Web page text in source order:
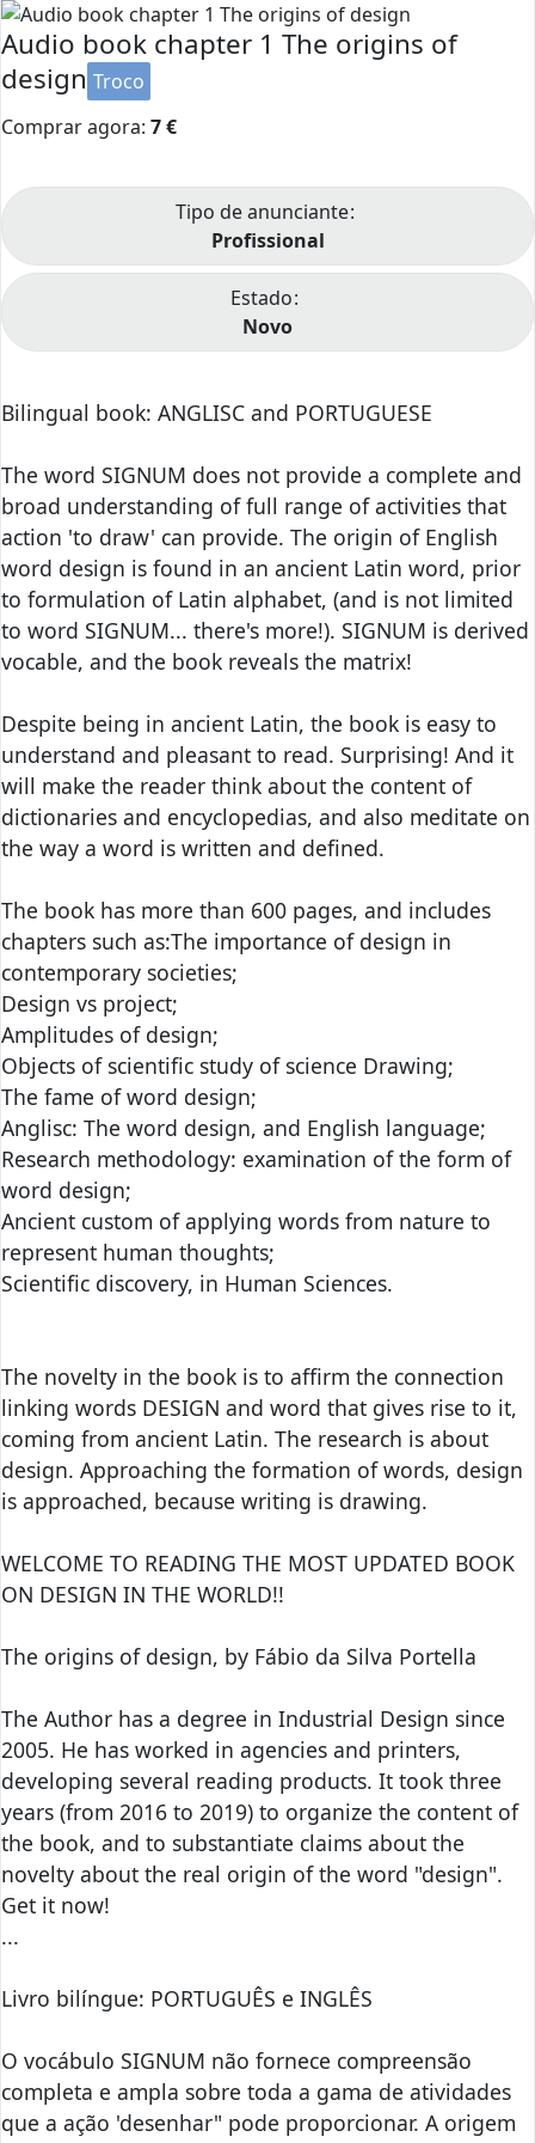
Audio book chapter 1 The origins of
design Troco
Comprar agora: 7€
Tipo de anunciante
Profissional
Estado
Novo
Bilingual book: ANGLISC and PORTUGUESE
The word SIGNUM does not provide a complete and
broad understanding of full range of activities that
action 'to draw' can provide. The origin of English
word design is found in an ancient Latin word, prior
to formulation of Latin alphabet, (and is not limited
to word SIGNUM... there's more!). SIGNUM is derived
vocable, and the book reveals the matrix!
Despite being in ancient Latin, the book is easy to
understand and pleasant to read. Surprising! And it
will make the reader think about the content of
dictionaries and encyclopedias, and also meditate on
the way a word is written and defined.
The book has more than 600 pages, and includes
chapters such as:The importance of design in
contemporary societies;
Design vs project;
Amplitudes of design;
Objects of scientific study of science Drawing;
The fame of word design;
Anglisc: The word design, and English language;
Research methodology: examination of the form of
word design;
Ancient custom of applying words from nature to
represent human thoughts;
Scientific discovery, in Human Sciences.
The novelty in the book is to affirm the connection
linking words DESIGN and word that gives rise to it,
coming from ancient Latin. The research is about
design. Approaching the formation of words, design
is approached, because writing is drawing.
WELCOME TO READING THE MOST UPDATED BOOK
ON DESIGN IN THE WORLD!!
The origins of design, by Fábio da Silva Portella
The Author has a degree in Industrial Design since
2005. He has worked in agencies and printers,
developing several reading products. It took three
years (from 2016 to 2019) to organize the content of
the book, and to substantiate claims about the
novelty about the real origin of the word "design".
Get it now!
...
Livro bilíngue: PORTUGUÊS e INGLÊS
O vocábulo SIGNUM não fornece compreensão
completa e ampla sobre toda a gama de atividades
que a ação 'desenhar" pode proporcionar. A origem